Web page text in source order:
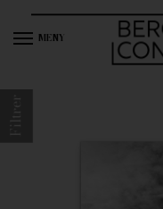
MENY
Filtrer